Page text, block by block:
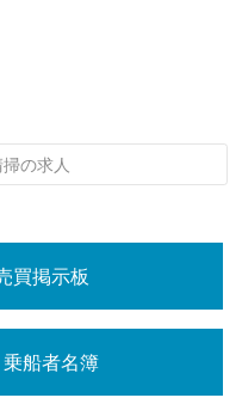
の求人
買掲示板
乗船者名簿